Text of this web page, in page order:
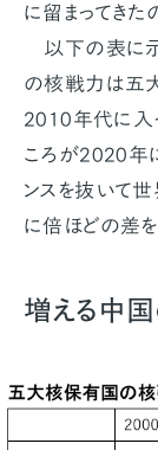
に留まってきた
以下の表に示
の核戦力は五
2010年代に入
ころが2020年
ンスを抜いて
に倍ほどの差を
増える中